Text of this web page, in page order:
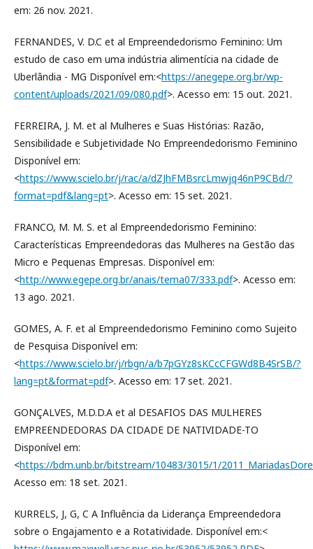
em: 26 nov. 2021.
FERNANDES, V. D.C et al Empreendedorismo Feminino: Um
estudo de caso em uma indústria alimentícia na cidade de
Uberlândia - MG Disponível em:<https://anegepe.org.br/wp-
content/uploads/2021/09/080.pdf>. Acesso em: 15 out. 2021.
FERREIRA, J. M. et al Mulheres e Suas Histórias: Razão,
Sensibilidade e Subjetividade No Empreendedorismo Feminino
Disponível em:
<https://www.scielo.br/j/rac/a/dZJhFMBsrcLmwjq46nP9CBd/?
format=pdf&lang=pt>. Acesso em: 15 set. 2021.
FRANCO, M. M. S. et al Empreendedorismo Feminino:
Características Empreendedoras das Mulheres na Gestão das
Micro e Pequenas Empresas. Disponível em:
<http://www.egepe.org.br/anais/tema07/333.pdf>. Acesso em:
13 ago. 2021.
GOMES, A. F. et al Empreendedorismo Feminino como Sujeito
de Pesquisa Disponível em:
<https://www.scielo.br/j/rbgn/a/b7pGYz8sKCcCFGWd8B4SrSB/?
lang=pt&format=pdf>. Acesso em: 17 set. 2021.
GONÇALVES, M.D.D.A et al DESAFIOS DAS MULHERES
EMPREENDEDORAS DA CIDADE DE NATIVIDADE-TO
Disponível em:
<https://bdm.unb.br/bitstream/10483/3015/1/
Acesso em: 18 set. 2021.
KURRELS, J, G, C A Influência da Liderança Empreendedora
sobre o Engajamento e a Rotatividade. Disponível em:<